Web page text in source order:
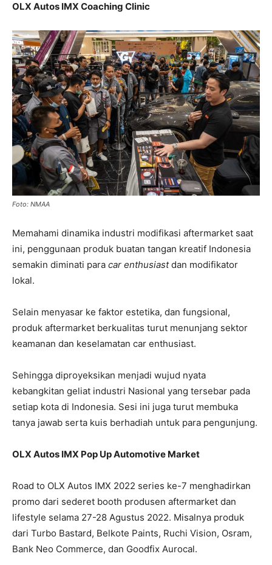
OLX Autos IMX Coaching Clinic
Foto: NMAA
Memahami dinamika industri modifikasi aftermarket saat
ini, penggunaan produk buatan tangan kreatif Indonesia
semakin diminati para car enthusiastdan modifikator
lokal.
Selain menyasar ke faktor estetika, dan fungsional,
produk aftermarket berkualitas turut menunjang sektor
keamanan dan keselamatan car enthusiast.
Sehingga diproyeksikan menjadi wujud nyata
kebangkitan geliat industri Nasional yang tersebar pada
setiap kota di Indonesia. Sesi ini juga turut membuka
tanya jawab serta kuis berhadiah untuk para pengunjung.
OLX Autos IMX Pop Up Automotive Market
Road to OLX Autos IMX 2022 series ke-7 menghadirkan
promo dari sederet booth produsen aftermarket dan
lifestyle selama 27-28 Agustus 2022. Misalnya produk
dari Turbo Bastard, Belkote Paints, Ruchi Vision, Osram,
Bank Neo Commerce, dan Goodfix Aurocal.